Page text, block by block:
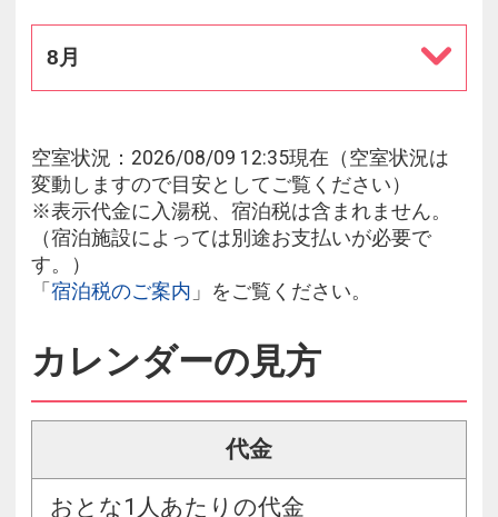
8月
空室状況：2026/08/09 12:35現在（空室状況は
変動しますので目安としてご覧ください）
※表示代金に入湯税、宿泊税は含まれません。
（宿泊施設によっては別途お支払いが必要で
す。）
「 宿泊税のご案内 」をご覧ください。
カレンダーの見方
代金
おとな1人あたりの代金